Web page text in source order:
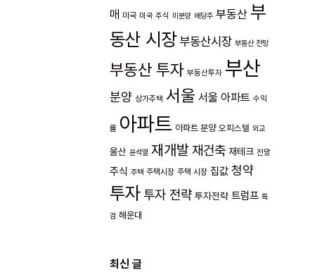
매 미국 미국 주식 미분양 배당주 부동산 부
동산 시장 부동산시장 부동산 전망
부동산 투자 부동산투자 부산
분양 상가주택 서울 서울 아파트 수익
률 아파트 아파트 분양 오피스텔 외교
울산 윤석열 재개발재건축 재테크 전망
주식 주택 주택시장 주택 시장 집값 청약
투자 투자 전략 투자전략 트럼프 특
검 해운대
최신 글